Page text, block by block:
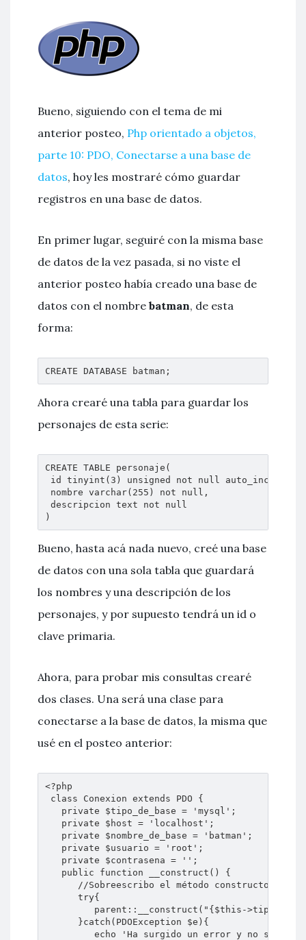
Bueno, siguiendo con el tema de mi
anterior posteo, Php orientado a objetos,
parte 10: PDO, Conectarse a una base de
datos, hoy les mostraré cómo guardar
registros en una base de datos.
En primer lugar, seguiré con la misma base
de datos de la vez pasada, si no viste el
anterior posteo había creado una base de
datos con el nombre batman, de esta
forma:
CREATE DATABASE batman;
Ahora crearé una tabla para guardar los
personajes de esta serie:
CREATE TABLE personaje(
id tinyint(3) unsigned not null auto_increment
nombre varchar(255) not null,
descripcion text not null
)
Bueno, hasta acá nada nuevo, creé una base
de datos con una sola tabla que guardará
los nombres y una descripción de los
personajes, y por supuesto tendrá un id o
clave primaria.
Ahora, para probar mis consultas crearé
dos clases. Una será una clase para
conectarse a la base de datos, la misma que
usé en el posteo anterior:
<?php
class Conexion extends PDO {
private $tipo_de_base = 'mysql';
private $host = 'localhost';
private $nombre_de_base = 'batman';
private $usuario = 'root';
private $contrasena = '';
public function __construct() {
//Sobreescribo el método constructor de la
try{
parent::__construct("{$this-
}catch(PDOException $e){
echo 'Ha surgido un error y no se puede